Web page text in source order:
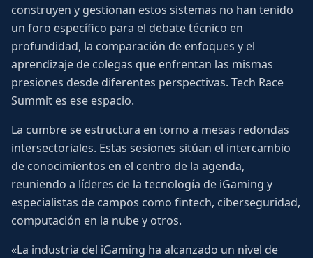
construyen y gestionan estos sistemas no han tenido
un foro específico para el debate técnico en
profundidad, la comparación de enfoques y el
aprendizaje de colegas que enfrentan las mismas
presiones desde diferentes perspectivas. Tech Race
Summit es ese espacio.
La cumbre se estructura en torno a mesas redondas
intersectoriales. Estas sesiones sitúan el intercambio
de conocimientos en el centro de la agenda,
reuniendo a líderes de la tecnología de iGaming y
especialistas de campos como fintech, ciberseguridad,
computación en la nube y otros.
«La industria del iGaming ha alcanzado un nivel de